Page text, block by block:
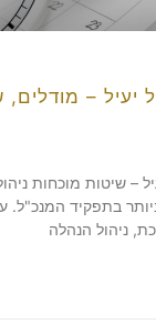
יעיל – מודלים,
– שיטות מוכחות
בתפקיד המנכ"ל.
ניהול הנהלה